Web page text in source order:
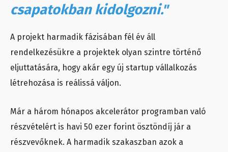
csapatokban kidolgozni."
A projekt harmadik fázisában fél év áll
rendelkezésükre a projektek olyan szintre történő
eljuttatására, hogy akár egy új startup vállalkozás
létrehozása is reálissá váljon.
Már a három hónapos akcelerátor programban való
részvételért is havi 50 ezer forint ösztöndíj jár a
részvevőknek. A harmadik szakaszban azok a